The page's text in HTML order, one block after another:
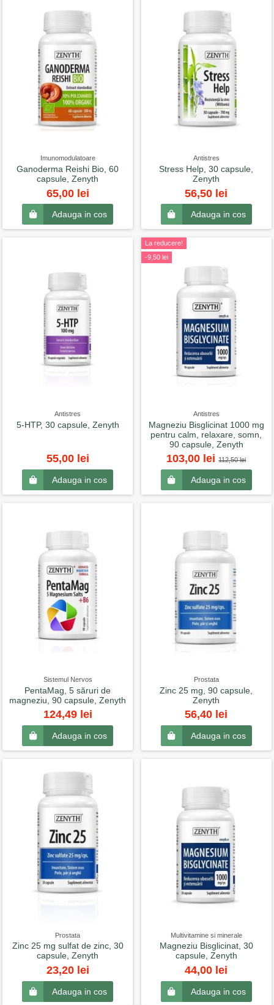
Imunomodulatoare
Ganoderma Reishi Bio, 60
capsule, Zenyth
65,00 lei
Adauga in cos
Antistres
Stress Help, 30 capsule,
Zenyth
56,50 lei
Adauga in cos
Antistres
5-HTP, 30 capsule, Zenyth
55,00 lei
Adauga in cos
La reducere!
-9,50 lei
Antistres
Magneziu Bisglicinat 1000 mg
pentru calm, relaxare, somn,
90 capsule, Zenyth
103,00 lei112,50 lei
Adauga in cos
Sistemul Nervos
PentaMag, 5 săruri de
magneziu, 90 capsule, Zenyth
124,49 lei
Adauga in cos
Prostata
Zinc 25 mg, 90 capsule,
Zenyth
56,40 lei
Adauga in cos
Prostata
Zinc 25 mg sulfat de zinc, 30
capsule, Zenyth
23,20 lei
Adauga in cos
Multivitamine si minerale
Magneziu Bisglicinat, 30
capsule, Zenyth
44,00 lei
Adauga in cos